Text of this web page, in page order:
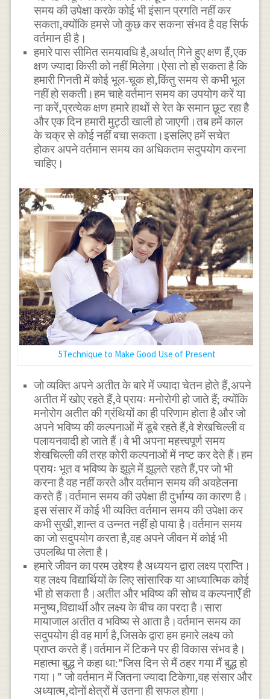
समय की उपेक्षा करके कोई भी इंसान प्रगति नहीं कर
सकता,क्योंकि हमसे जो कुछ कर सकना संभव है वह सिर्फ
वर्तमान ही है।
हमारे पास सीमित समयावधि है,अर्थात् गिने हुए क्षण हैं,एक
क्षण ज्यादा किसी को नहीं मिलेगा।ऐसा तो हो सकता है कि
हमारी गिनती में कोई भूल-चूक हो,किंतु समय से कभी भूल
नहीं हो सकती।हम चाहे वर्तमान समय का उपयोग करें या
ना करें,प्रत्येक क्षण हमारे हाथों से रेत के समान छूट रहा है
और एक दिन हमारी मुट्ठी खाली हो जाएगी।तब हमें काल
के चक्र से कोई नहीं बचा सकता।इसलिए हमें सचेत
होकर अपने वर्तमान समय का अधिकतम सदुपयोग करना
चाहिए।
5Technique to Make Good Use of Present
जो व्यक्ति अपने अतीत के बारे में ज्यादा चेतन होते हैं,अपने
अतीत में खोए रहते हैं,वे प्रायः मनोरोगी हो जाते हैं; क्योंकि
मनोरोग अतीत की ग्रंथियों का ही परिणाम होता है और जो
अपने भविष्य की कल्पनाओं में डूबे रहते हैं,वे शेखचिल्ली व
पलायनवादी हो जाते हैं।वे भी अपना महत्त्वपूर्ण समय
शेखचिल्ली की तरह कोरी कल्पनाओं में नष्ट कर देते हैं।हम
प्रायः भूत व भविष्य के झूले में झूलते रहते हैं,पर जो भी
करना है वह नहीं करते और वर्तमान समय की अवहेलना
करते हैं।वर्तमान समय की उपेक्षा ही दुर्भाग्य का कारण है।
इस संसार में कोई भी व्यक्ति वर्तमान समय की उपेक्षा कर
कभी सुखी,शान्त व उन्नत नहीं हो पाया है।वर्तमान समय
का जो सदुपयोग करता है,वह अपने जीवन में कोई भी
उपलब्धि पा लेता है।
हमारे जीवन का परम उद्देश्य है अध्ययन द्वारा लक्ष्य प्राप्ति।
यह लक्ष्य विद्यार्थियों के लिए सांसारिक या आध्यात्मिक कोई
भी हो सकता है।अतीत और भविष्य की सोच व कल्पनाएँ ही
मनुष्य,विद्यार्थी और लक्ष्य के बीच का परदा है।सारा
मायाजाल अतीत व भविष्य से आता है।वर्तमान समय का
सदुपयोग ही वह मार्ग है,जिसके द्वारा हम हमारे लक्ष्य को
प्राप्त करते हैं।वर्तमान में टिकने पर ही विकास संभव है।
महात्मा बुद्ध ने कहा था:”जिस दिन से मैं ठहर गया मैं बुद्ध हो
गया।” जो वर्तमान में जितना ज्यादा टिकेगा,वह संसार और
अध्यात्म,दोनों क्षेत्रों में उतना ही सफल होगा।